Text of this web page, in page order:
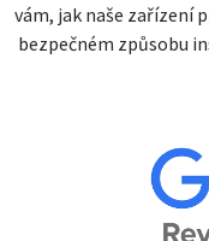
vám, jak naše zařízení
bezpečném způsobu